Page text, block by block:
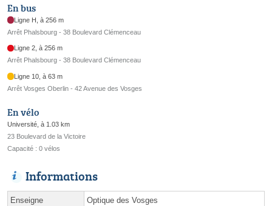
En bus
Ligne H, à 256 m
Arrêt Phalsbourg - 38 Boulevard Clémenceau
Ligne 2, à 256 m
Arrêt Phalsbourg - 38 Boulevard Clémenceau
Ligne 10, à 63 m
Arrêt Vosges Oberlin - 42 Avenue des Vosges
En vélo
Université, à 1.03 km
23 Boulevard de la Victoire
Capacité : 0 vélos
Informations
Enseigne Optique des Vosges